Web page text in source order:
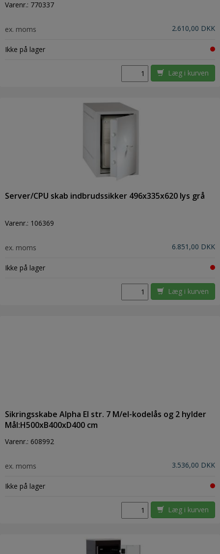
Varenr.: 770337
ex. moms 2.610,00 DKK
Ikke på lager
Læg i kurven
Server/CPU skab indbrudssikker 496x335x620 lys grå
Varenr.: 106369
ex. moms 6.851,00 DKK
Ikke på lager
Læg i kurven
Sikringsskabe Alpha El str. 7 M/el-kodelås og 2 hylder
Mål:H500xB400xD400 cm
Varenr.: 608992
ex. moms 3.536,00 DKK
Ikke på lager
Læg i kurven